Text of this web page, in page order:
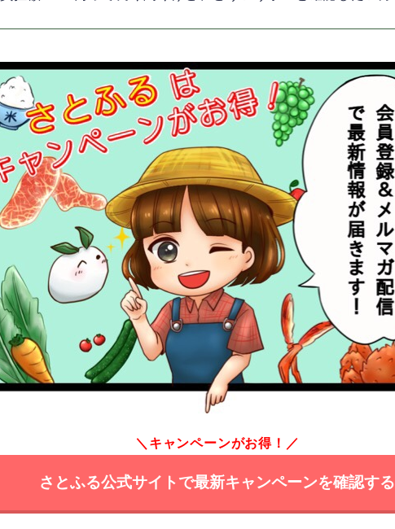
＼キャンペーンがお得！／
さとふる公式サイトで最新キャンペーンを確認する